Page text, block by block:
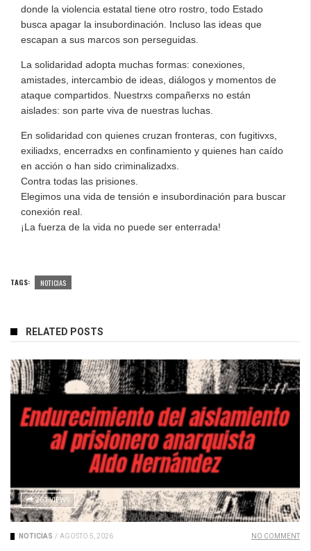
donde la violencia estatal tiene otro rostro, todo Estado
busca apagar la insubordinación. Incluso las ideas que
escapan a sus marcos son perseguidas.
La solidaridad adopta muchas formas: conexiones,
amistades, intercambio de ideas, diálogos y momentos de
ataque compartidos. Nuestrxs compañerxs no están
aislades: son parte viva de nuestras luchas.
En solidaridad con quienes cruzan fronteras, con fugitivxs,
exiliadxs, encerradxs en confinamiento y quienes han caído
en acción o han sido criminalizadxs.
Contra todas las prisiones.
Elegimos una vida de tensión e insubordinación para buscar
conexión real.
¡La fuerza de la vida no puede ser enterrada!
TAGS: NOTICIAS
RELATED POSTS
261 VIEWS
NOTICIAS / AGOSTO 5, 2026 NO COMMENT